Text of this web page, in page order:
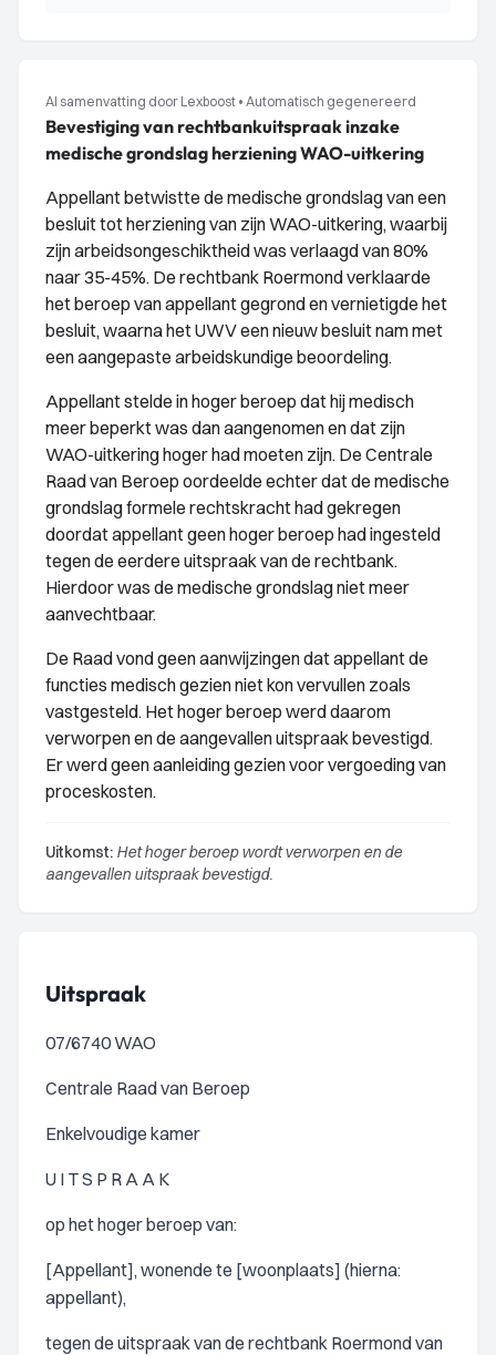
AI samenvatting door Lexboost • Automatisch gegenereerd
Bevestiging van rechtbankuitspraak inzake
medische grondslag herziening WAO-uitkering
Appellant betwistte de medische grondslag van een
besluit tot herziening van zijn WAO-uitkering, waarbij
zijn arbeidsongeschiktheid was verlaagd van 80%
naar 35-45%. De rechtbank Roermond verklaarde
het beroep van appellant gegrond en vernietigde het
besluit, waarna het UWV een nieuw besluit nam met
een aangepaste arbeidskundige beoordeling.
Appellant stelde in hoger beroep dat hij medisch
meer beperkt was dan aangenomen en dat zijn
WAO-uitkering hoger had moeten zijn. De Centrale
Raad van Beroep oordeelde echter dat de medische
grondslag formele rechtskracht had gekregen
doordat appellant geen hoger beroep had ingesteld
tegen de eerdere uitspraak van de rechtbank.
Hierdoor was de medische grondslag niet meer
aanvechtbaar.
De Raad vond geen aanwijzingen dat appellant de
functies medisch gezien niet kon vervullen zoals
vastgesteld. Het hoger beroep werd daarom
verworpen en de aangevallen uitspraak bevestigd.
Er werd geen aanleiding gezien voor vergoeding van
proceskosten.
Uitkomst: Het hoger beroep wordt verworpen en de
aangevallen uitspraak bevestigd.
Uitspraak
07/6740 WAO
Centrale Raad van Beroep
Enkelvoudige kamer
U I T S P R A A K
op het hoger beroep van:
[Appellant], wonende te [woonplaats] (hierna:
appellant),
tegen de uitspraak van de rechtbank Roermond van